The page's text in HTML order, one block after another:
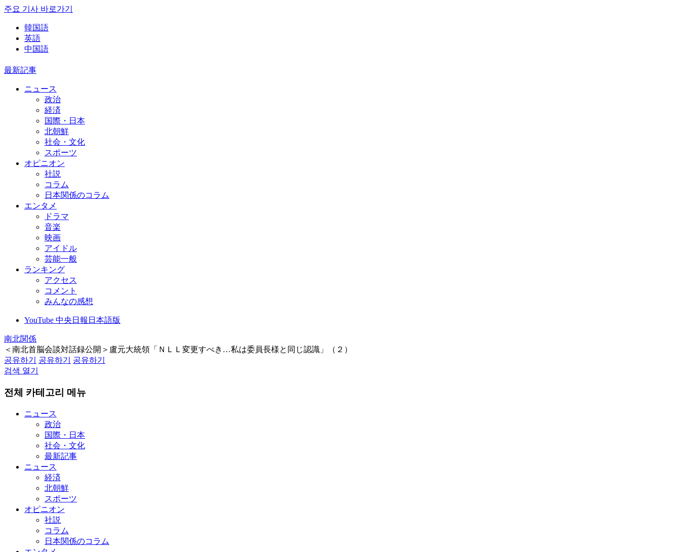
주요 기사 바로가기
韓国語
英語
中国語
最新記事
ニュース
政治
経済
国際・日本
北朝鮮
社会・文化
スポーツ
オピニオン
社説
コラム
日本関係のコラム
エンタメ
ドラマ
音楽
映画
アイドル
芸能一般
ランキング
アクセス
コメント
みんなの感想
YouTube 中央日報日本語版
南北関係
＜南北首脳会談対話録公開＞盧元大統領「ＮＬＬ変更すべき…私は委員長様と同じ認識」（２）
공유하기
공유하기
공유하기
검색 열기
전체 카테고리 메뉴
ニュース
政治
国際・日本
社会・文化
最新記事
ニュース
経済
北朝鮮
スポーツ
オピニオン
社説
コラム
日本関係のコラム